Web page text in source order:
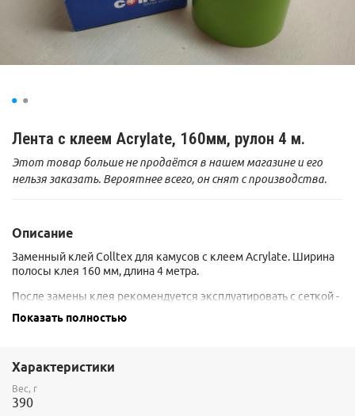
Лента с клеем Acrylate, 160мм, рулон 4 м.
Этот товар больше не продаётся в нашем магазине и его
нельзя заказать. Вероятнее всего, он снят с производства.
Описание
Заменный клей Colltex для камусов с клеемAcrylate. Ширина
полосы клея 160 мм, длина 4 метра.
После замены клея рекомендуется эксплуатировать с сеткой -
Показать полностью
Характеристики
Вес, г
390